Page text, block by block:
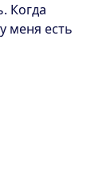
Когда
меня есть